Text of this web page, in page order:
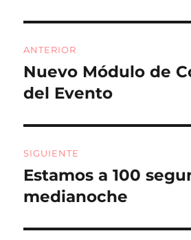
o
o
k
rt
de
entradas
ANTERIOR
Entrada
anterior:
Nuevo Módulo de
del Evento
SIGUIENTE
Entrada
siguiente:
Estamos a 100
medianoche